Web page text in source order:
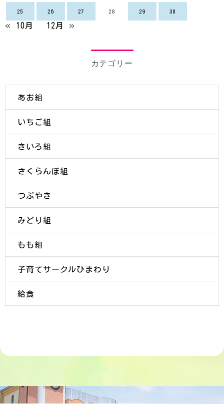
25 26 27 28 29 30
« 10月 12月 »
カテゴリー
あお組
いちご組
きいろ組
さくらんぼ組
つぶやき
みどり組
もも組
子育てサークルひまわり
給食